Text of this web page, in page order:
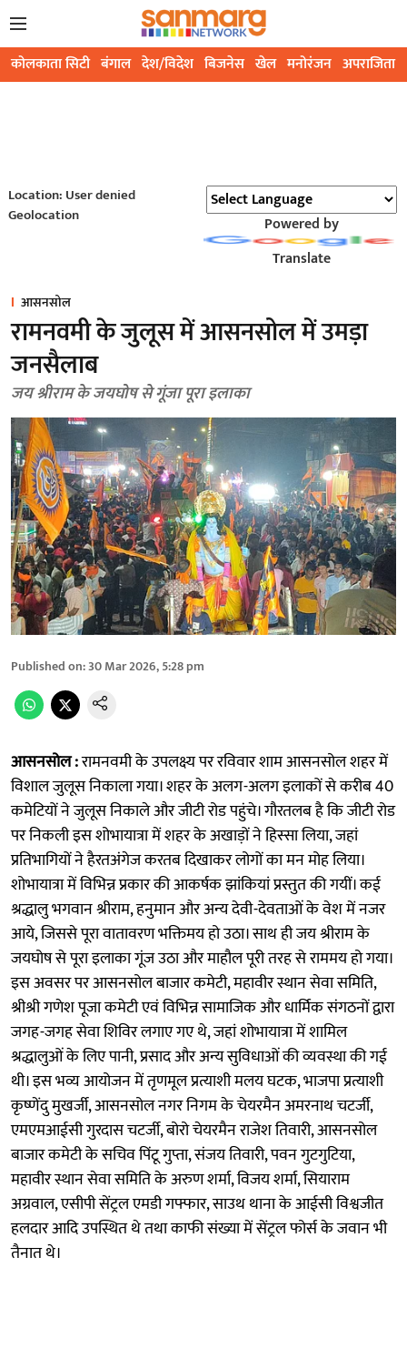
कोलकाता सिटी बंगाल देश/विदेश बिजनेस खेल मनोरंजन अपराजिता
Location: User denied
Geolocation
Powered by
Translate
आसनसोल
रामनवमी के जुलूस में आसनसोल में उमड़ा
जनसैलाब
जय श्रीराम के जयघोष से गूंजा पूरा इलाका
Published on:30 Mar 2026, 5:28 pm
आसनसोल :रामनवमी के उपलक्ष्य पर रविवार शाम आसनसोल शहर में
विशाल जुलूस निकाला गया। शहर के अलग-अलग इलाकों से करीब 40
कमेटियों ने जुलूस निकाले और जीटी रोड पहुंचे। गौरतलब है कि जीटी रोड
पर निकली इस शोभायात्रा में शहर के अखाड़ों ने हिस्सा लिया, जहां
प्रतिभागियों ने हैरतअंगेज करतब दिखाकर लोगों का मन मोह लिया।
शोभायात्रा में विभिन्न प्रकार की आकर्षक झांकियां प्रस्तुत की गयीं। कई
श्रद्धालु भगवान श्रीराम, हनुमान और अन्य देवी-देवताओं के वेश में नजर
आये, जिससे पूरा वातावरण भक्तिमय हो उठा। साथ ही जय श्रीराम के
जयघोष से पूरा इलाका गूंज उठा और माहौल पूरी तरह से राममय हो गया।
इस अवसर पर आसनसोल बाजार कमेटी, महावीर स्थान सेवा समिति,
श्रीश्री गणेश पूजा कमेटी एवं विभिन्न सामाजिक और धार्मिक संगठनों द्वारा
जगह-जगह सेवा शिविर लगाए गए थे, जहां शोभायात्रा में शामिल
श्रद्धालुओं के लिए पानी, प्रसाद और अन्य सुविधाओं की व्यवस्था की गई
थी। इस भव्य आयोजन में तृणमूल प्रत्याशी मलय घटक, भाजपा प्रत्याशी
कृष्णेंदु मुखर्जी, आसनसोल नगर निगम के चेयरमैन अमरनाथ चटर्जी,
एमएमआईसी गुरदास चटर्जी, बोरो चेयरमैन राजेश तिवारी, आसनसोल
बाजार कमेटी के सचिव पिंटू गुप्ता, संजय तिवारी, पवन गुटगुटिया,
महावीर स्थान सेवा समिति के अरुण शर्मा, विजय शर्मा, सियाराम
अग्रवाल, एसीपी सेंट्रल एमडी गफ्फार, साउथ थाना के आईसी विश्वजीत
हलदार आदि उपस्थित थे तथा काफी संख्या में सेंट्रल फोर्स के जवान भी
तैनात थे।